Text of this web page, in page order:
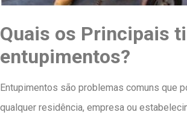
Quais os Principais
entupimentos?
Entupimentos são problemas comuns que
qualquer residência, empresa ou